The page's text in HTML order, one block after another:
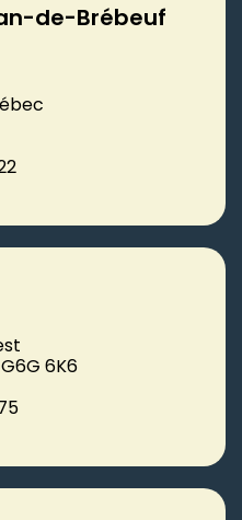
de-Brébeuf
6K6